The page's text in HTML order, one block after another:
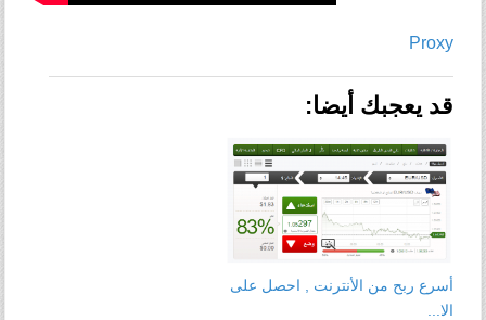
Proxy
قد يعجبك أيضا:
أسرع ربح من الأنترنت , احصل على
الا...